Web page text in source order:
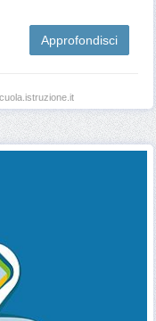
Approfondisci